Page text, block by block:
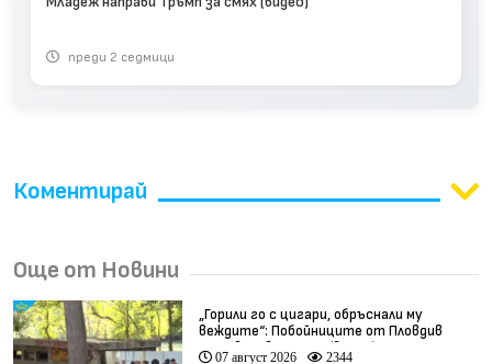
преди 2 седмици
Коментирай
Още от Новини
„Горили го с цигари, обръснали му
веждите“: Побойниците от Пловдив
остават в ареста (видео)
07 август 2026 2344